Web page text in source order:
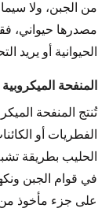
من الجبن، ولا سيما
مصدرها حيواني،
الحيوانية أو يريد
المنفحة الميكروبية
تُنتج المنفحة
الفطريات أو
الحليب بطريقة
في قوام الجبن
على جزء مأخوذ من